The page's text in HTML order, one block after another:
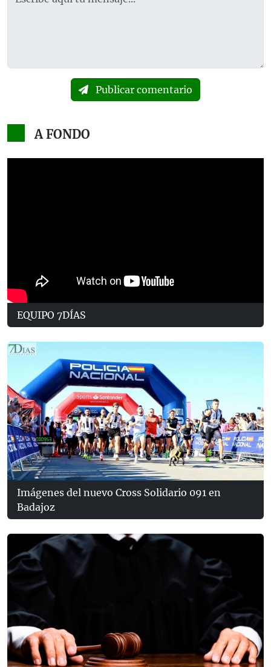
Publicar comentario
A FONDO
EQUIPO 7DÍAS
Imágenes del nuevo Cross Solidario 091 en
Badajoz